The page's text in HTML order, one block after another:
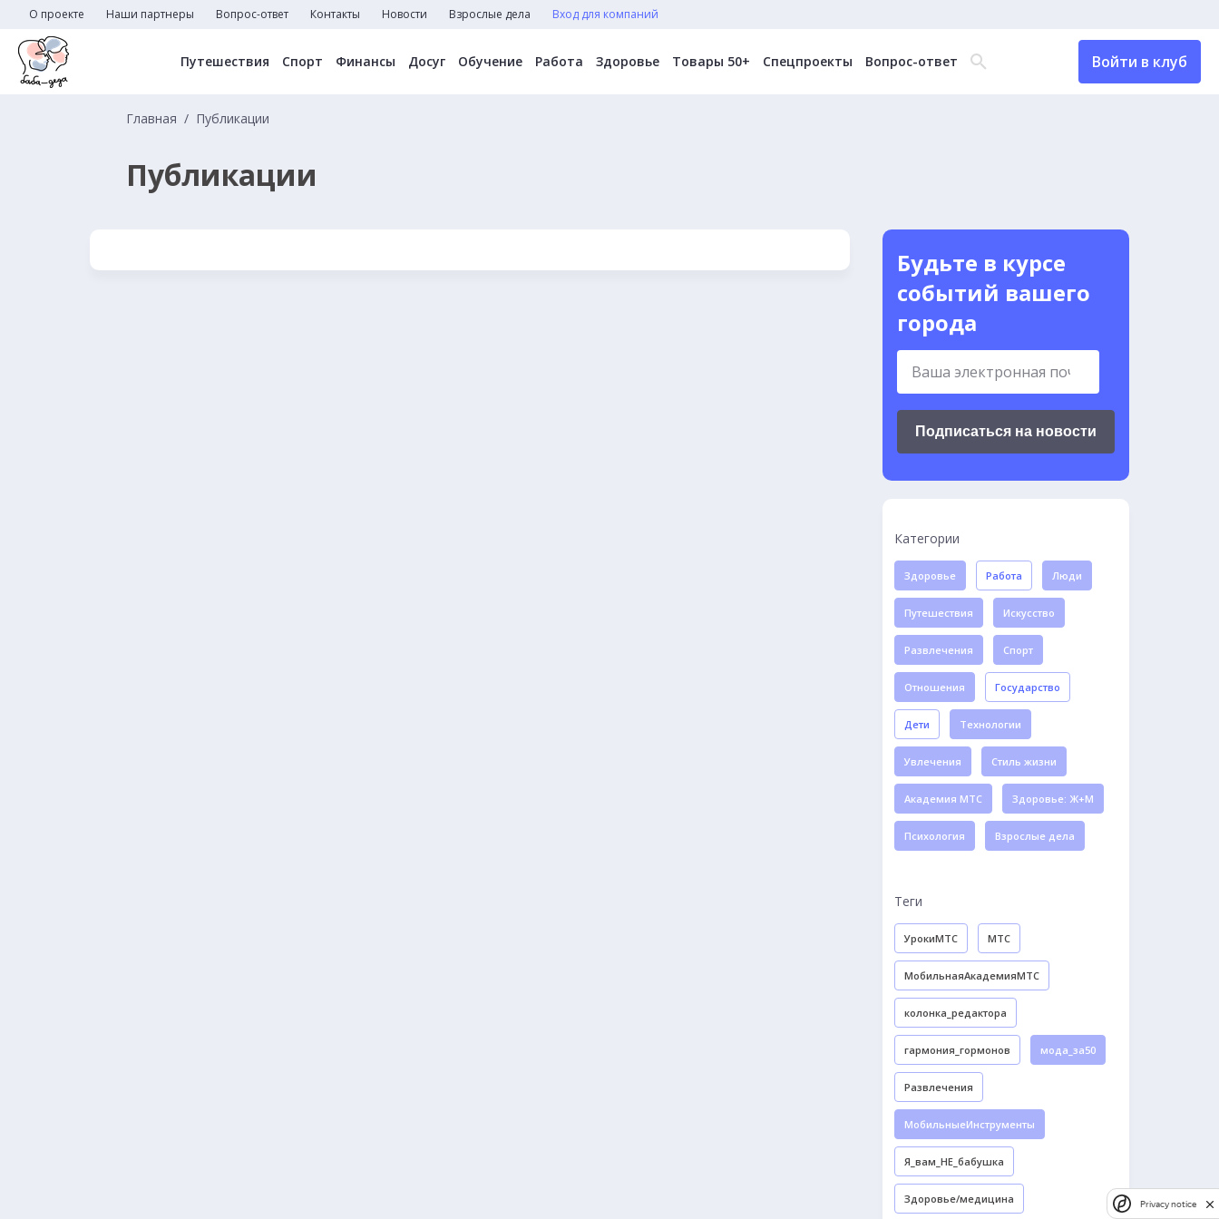
О проекте Наши партнеры Вопрос-ответ Контакты Новости Взрослые дела Вход для компаний
Путешествия Спорт Финансы Досуг Обучение Работа Здоровье Товары 50+ Спецпроекты Вопрос-ответ Войти в клуб
Главная Публикации
Публикации
Будьте в курсе
событий вашего
города
Подписаться на новости
Категории
Здоровье Работа Люди
Путешествия Искусство
Развлечения Спорт
Отношения Государство
Дети Технологии
Увлечения Стиль жизни
Академия МТС Здоровье: Ж+М
Психология Взрослые дела
Теги
УрокиМТС МТС
МобильнаяАкадемияМТС
колонка_редактора
гармония_гормонов мода_за50
Развлечения
МобильныеИнструменты
Я_вам_НЕ_бабушка
Здоровье/медицина Privacy notice